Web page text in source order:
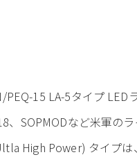
PEQ-15 LA-5タイプ LED
、SOPMODなど米軍の
High Power) タイプは